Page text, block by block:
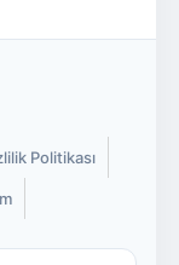
Politikası